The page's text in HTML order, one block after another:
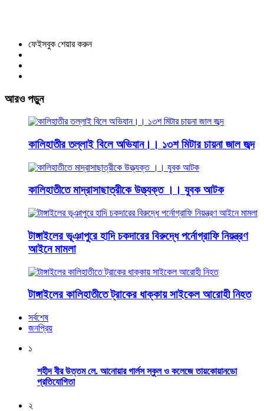
ফেইসবুক শেয়ার করুন
আরও পড়ুন
কালিহাতীর তল্লাই বিলে অভিযান।। ১৩শ মিটার চায়না জাল জব্দ
কালিহাতীতে মাদ্রাসাছাত্রীকে উত্ত্যক্ত ।। যুবক আটক
টাঙ্গাইলের ভূঞাপুরে হাদি চকদারের বিরুদ্ধে পর্নোগ্রাফি নিয়ন্ত্রণ
আইনে মামলা
টাঙ্গাইলের কালিহাতীতে ট্রাকের ধাক্কায় সাইকেল আরোহী নিহত
সর্বশেষ
জনপ্রিয়
১
শহীদ বীর উত্তম লে. আনোয়ার গার্লস স্কুল ও কলেজে তায়কোয়ানডো
প্রতিযোগিতা
২